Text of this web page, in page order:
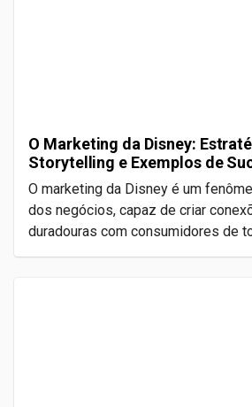
O Marketing da Disney:
Storytelling e Exemplos de
O marketing da Disney é um
dos negócios, capaz de criar
duradouras com consumidores de